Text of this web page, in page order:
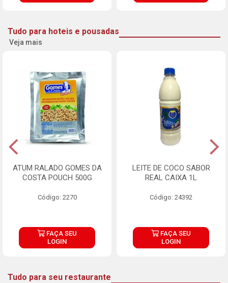
Tudo para hoteis e pousadas
Veja mais
ATUM RALADO GOMES DA
COSTA POUCH 500G
Código: 2270
FAÇA SEU
LOGIN
LEITE DE COCO SABOR
REAL CAIXA 1L
Código: 24392
FAÇA SEU
LOGIN
Tudo para seu restaurante